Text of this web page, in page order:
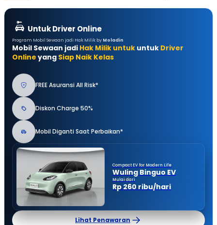
Untuk Driver Online
Program Mobil Sewaan jadi Hak Milik by Moladin
Mobil Sewaan jadi Hak Milik untuk untuk Driver
Online yang Siap Naik Kelas
FREE Asuransi All Risk*
Diskon Charge 50%
Mobil Diganti Saat Perbaikan*
Compact EV for Modern Life
Wuling Binguo EV
Mulai dari
Rp 260 ribu/hari
Lihat Penawaran